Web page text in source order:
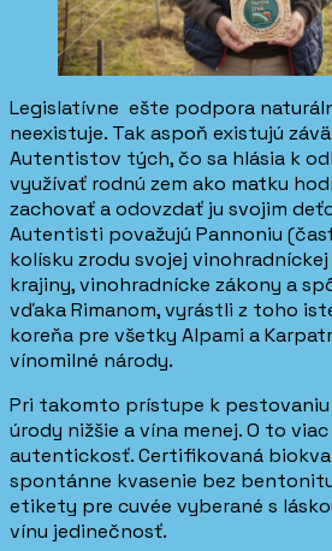
Legislatívne ešte podpora
neexistuje. Tak aspoň existujú
Autentistov tých, čo sa hlásia k
využívať rodnú zem ako matku
zachovať a odovzdať ju svojim
Autentisti považujú Pannoniu
kolísku zrodu svojej
krajiny, vinohradnícke zákony a
vďaka Rimanom, vyrástli z toho
koreňa pre všetky Alpami a
vínomilné národy.
Pri takomto prístupe k pestovaniu
úrody nižšie a vína menej. O to
autentickosť. Certifikovaná
spontánne kvasenie bez
etikety pre cuvée vyberané s
vínu jedinečnosť.